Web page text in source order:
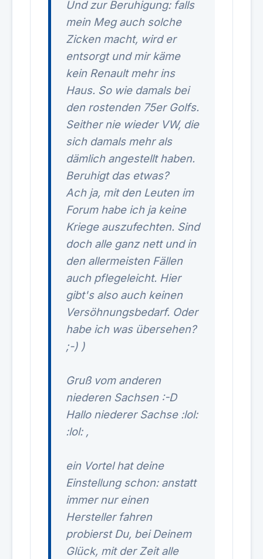
Und zur Beruhigung: falls
mein Meg auch solche
Zicken macht, wird er
entsorgt und mir käme
kein Renault mehr ins
Haus. So wie damals bei
den rostenden 75er Golfs.
Seither nie wieder VW, die
sich damals mehr als
dämlich angestellt haben.
Beruhigt das etwas?
Ach ja, mit den Leuten im
Forum habe ich ja keine
Kriege auszufechten. Sind
doch alle ganz nett und in
den allermeisten Fällen
auch pflegeleicht. Hier
gibt's also auch keinen
Versöhnungsbedarf. Oder
habe ich was übersehen?
;-) )
Gruß vom anderen
niederen Sachsen :-D
Hallo niederer Sachse :lol:
:lol: ,
ein Vortel hat deine
Einstellung schon: anstatt
immer nur einen
Hersteller fahren
probierst Du, bei Deinem
Glück, mit der Zeit alle